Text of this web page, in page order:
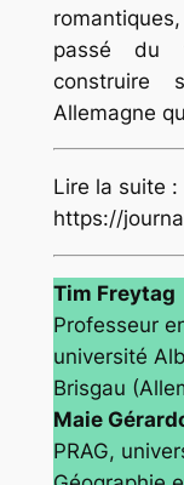
passé du
construire
Allemagne
Lire la suite :
https://
Tim Freytag
Professeur
université
Brisgau
Maie
PRAG,